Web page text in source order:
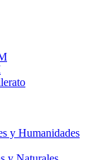
y Humanidades